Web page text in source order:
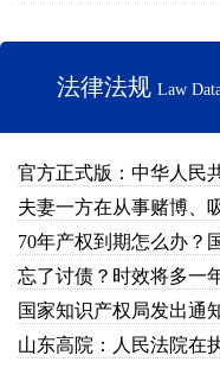
法律法规 Law
官方正式版：中华人民
夫妻一方在从事赌博、
70年产权到期怎么办？
忘了讨债？时效将多一
国家知识产权局发出通
山东高院：人民法院在